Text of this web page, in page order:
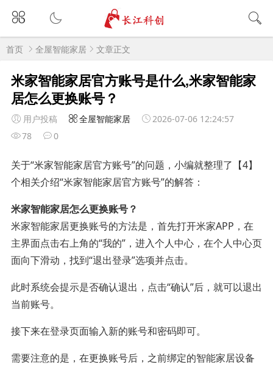
首页 全屋智能家居 文章正文
米家智能家居官方账号是什么,米家智能家
居怎么更换账号？
用户投稿 全屋智能家居
2026-07-06 12:24:57
78
0
关于“米家智能家居官方账号”的问题，小编就整理了【4】
个相关介绍“米家智能家居官方账号”的解答：
米家智能家居怎么更换账号？
米家智能家居更换账号的方法是，首先打开米家APP，在
主界面点击右上角的“我的”，进入个人中心，在个人中心页
面向下滑动，找到“退出登录”选项并点击。
此时系统会提示是否确认退出，点击“确认”后，就可以退出
当前账号。
接下来在登录页面输入新的账号和密码即可。
需要注意的是，在更换账号后，之前绑定的智能家居设备